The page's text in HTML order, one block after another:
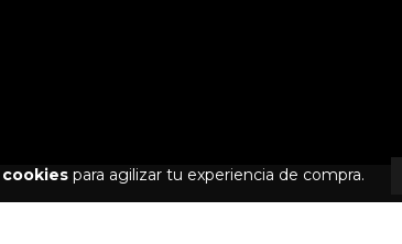
para agilizar tu experiencia de compra.